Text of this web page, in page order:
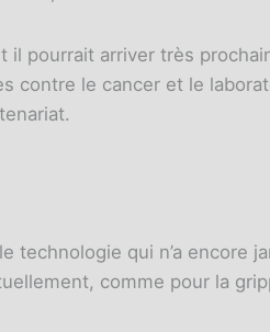
pourrait arriver très
le cancer et le
qui n’a encore
comme pour la